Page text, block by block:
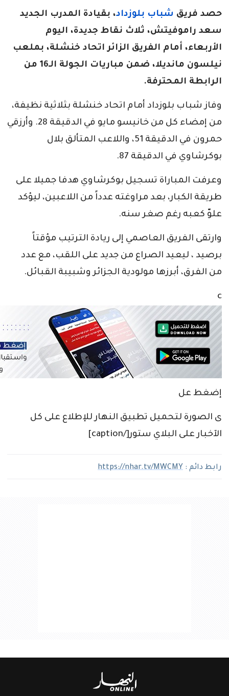
حصد فريق شباب بلوزداد، بقيادة المدرب الجديد
سعد راموفيتش، ثلاث نقاط جديدة، اليوم
الأربعاء، أمام الفريق الزائر اتحاد خنشلة، بملعب
نيلسون مانديلا، ضمن مباريات الجولة الـ16 من
الرابطة المحترفة.
وفاز شباب بلوزداد أمام اتحاد خنشلة بثلاثية نظيفة،
من إمضاء كل من خانيسو مايو في الدقيقة 28. وأرزقي
حمرون في الدقيقة 51، واللاعب المتألق بلال
بوكرشاوي في الدقيقة 87.
وعرفت المباراة تسجيل بوكرشاوي هدفا جميلا على
طريقة الكبار، بعد مراوغته عدداً من اللاعبين، ليؤكد
علوّ كعبه رغم صغر سنه.
وارتقى الفريق العاصمي إلى ريادة الترتيب مؤقتاً
برصيد ، ليعيد الصراع من جديد على اللقب، مع عدد
من الفرق، أبرزها مولودية الجزائر وشبيبة القبائل.
c
إضغط عل
ى الصورة لتحميل تطبيق النهار للإطلاع على كل
الآخبار على البلاي ستور[/caption]
رابط دائم : https://nhar.tv/MWCMY